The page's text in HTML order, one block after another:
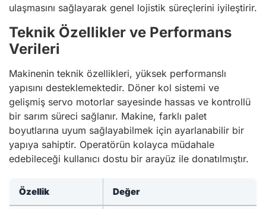
ulaşmasını sağlayarak genel lojistik süreçlerini iyileştirir.
Teknik Özellikler ve Performans
Verileri
Makinenin teknik özellikleri, yüksek performanslı
yapısını desteklemektedir. Döner kol sistemi ve
gelişmiş servo motorlar sayesinde hassas ve kontrollü
bir sarım süreci sağlanır. Makine, farklı palet
boyutlarına uyum sağlayabilmek için ayarlanabilir bir
yapıya sahiptir. Operatörün kolayca müdahale
edebileceği kullanıcı dostu bir arayüz ile donatılmıştır.
Özellik Değer